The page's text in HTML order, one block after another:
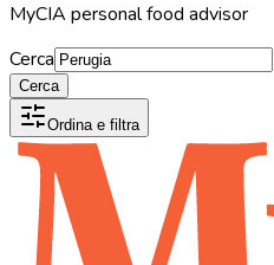
MyCIA personal food advisor
Cerca
Cerca
Ordina e filtra